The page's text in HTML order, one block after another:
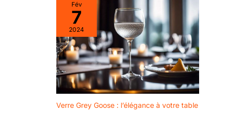
Fév
7
2024
Verre Grey Goose : l’élégance à votre table